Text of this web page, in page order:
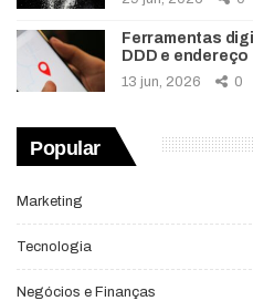
Ferramentas
DDD e endereço
13 jun, 2026 0
Popular
Marketing
Tecnologia
Negócios e Finanças